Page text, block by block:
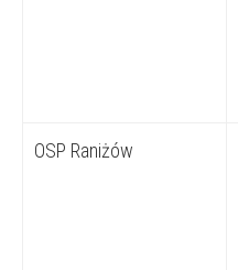
OSP Raniżów